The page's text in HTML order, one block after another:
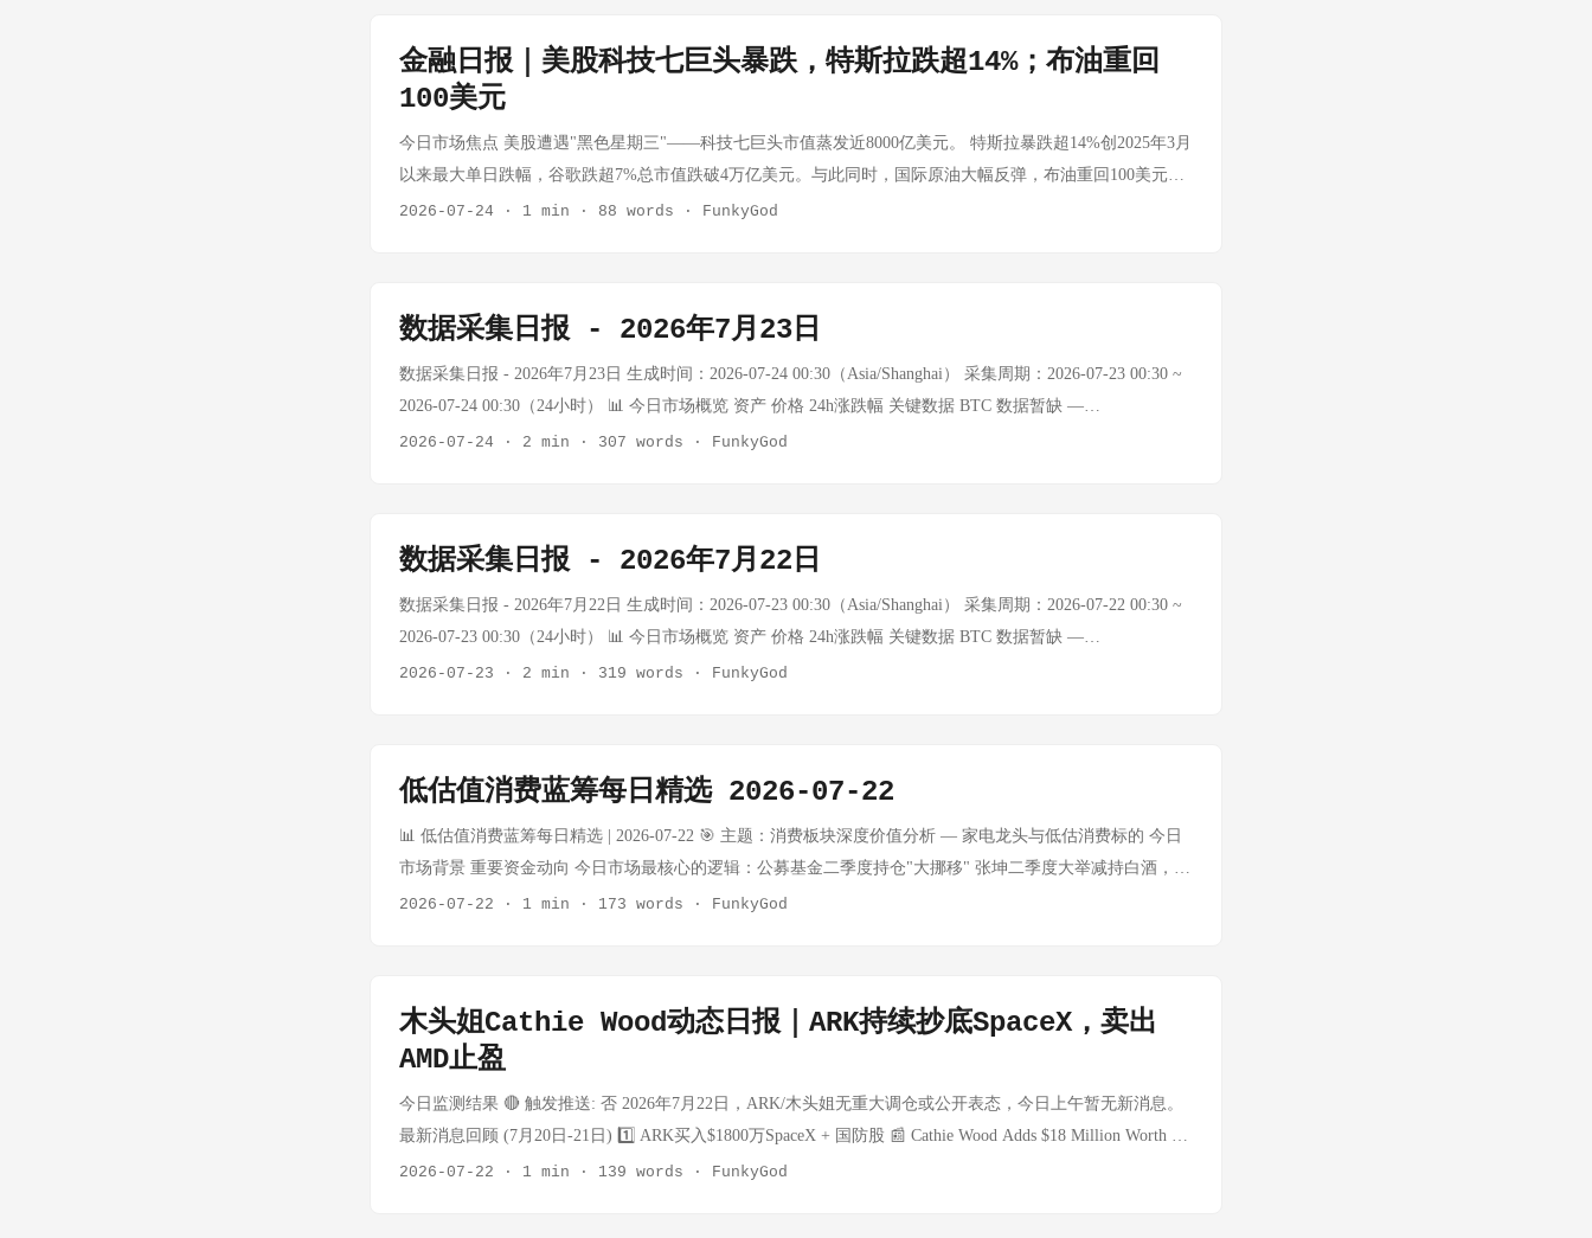
元自有资金回购公司股份并注销，一举超越格力电器2021年150亿元的纪录，成为A股史上单次回购资金总额
最高的方案。 回购价格上限573元/股，预计回购股份数量占当前总股本0.75%-1.51%，回购期限12个月。 与
电池全球市占率40.2%（同比提升2.2个百分点），储能电池出货量全球第一。拟派发半年度现金分红14.11
元/10股。 市场分析 今日调整是外部风险偏好下行与内部流动性收缩共振的结果： 外部扰动：美国加征关税
生效、中东地缘冲突升级引发全球避险情绪，韩国股市大幅波动传导A股 内部压力：长鑫科技下周一（7月27
有望延续磨底震荡格局，向下空间有限，向上仍需等待催化剂。 明日关注 长鑫科技（688825）7月27日上市
后的市场情绪变化 海外地缘风险演绎 国内政策面动向 来源：新浪财经 | 东方财富 | 国际金融报 | 中国基金报
生成时间：2026-07-25 05:15 ...
日报错432/402），BTC和黄金实时价格无法获取。原油数据通过oilprice.com可获取，昨日暴涨后今日出现回
调，原油全品种下跌。 🌍 地缘政治与宏观 今日重要政策动向： 事件 详情 欧洲央行利率决议 7/24欧洲央行宣
布降息25bp，符合市场预期，欧元小幅走弱 中东局势反复 伊朗/胡塞武装地区冲突未见进一步升级，紧张情绪
有所缓解，原油回吐部分涨幅 美联储官员讲话 美联储官员重申谨慎降息立场，通胀粘性仍是核心关注 美股财
度全部耗尽，BTC实时价格暂无法获取。 近期参考（7/14最后数据）： ...
金融日报｜美股科技七巨头暴跌，特斯拉跌超14%；布油重回
100美元
今日市场焦点 美股遭遇"黑色星期三"——科技七巨头市值蒸发近8000亿美元。 特斯拉暴跌超14%创2025年3月
以来最大单日跌幅，谷歌跌超7%总市值跌破4万亿美元。与此同时，国际原油大幅反弹，布油重回100美元上
方，主因沙特油轮遇袭事件加剧地缘供应担忧。A股昨日（7月23日）三大指数小幅收涨，逾4200只个股上
23日（纽约时间），美股三大指数集体收跌，纳指跌2.15%，标普500跌1.21%，道指跌0.97%。科技七巨头指
数单日下跌4.8%，市值蒸发约7970亿美元（约7.2万亿人民币）。 特斯拉（TSLA） 大跌超14%，创2025年3
月11日以来最大单日跌幅。谷歌（GOOGL） 跌超7%，总市值跌破4万亿美元。亚马逊跌超4%，Meta跌逾
3%，英特尔、微软跌超2%，苹果、英伟达跌超1%。 分析： 这次下跌有几个关键信号： 特斯拉的暴跌可能
7%，反映部分资金向数字资产板块轮动。 2. 原油暴涨6%：地缘风险溢价快速回归 7月23日国际原油期货大幅
续，将对美联储降息预期和全球央行政策空间构成压力。 3. A股：缩量反弹，内资护盘外资撤离 7月23日A股
只涨停。电网设备概念爆发（双杰电气、和顺电气、汉缆股份等涨停），锂矿概念震荡走强，电力板块反复
超42亿元。 解读： 成交缩量+个股普涨+外资净流出，这个组合说明当日的上涨主要由内资情绪驱动，而非基
本面或增量资金推动。缩量反弹通常意味着反弹动能有限，需谨慎对待。 4. 重要政策信号：稳市场+吸引外
资 证监会主席吴清会见加拿大养老基金投资公司总裁时明确表态：坚决维护资本市场平稳健康运行，稳步扩
预期，均指向中国高技术制造业出口表现亮眼。 瑞银证券预测2026年全部A股盈利增速将从去年的3.9%提升
至11%。 ...
2026-07-24 · 1 min · 88 words · FunkyGod
数据采集日报 - 2026年7月23日
数据采集日报 - 2026年7月23日 生成时间：2026-07-24 00:30（Asia/Shanghai） 采集周期：2026-07-23 00:30 ~
2026-07-24 00:30（24小时） 📊 今日市场概览 资产 价格 24h涨跌幅 关键数据 BTC 数据暂缺 —
Tavily/Firecrawl额度耗尽，外部API不可用 黄金 数据暂缺 — API额度耗尽，数据获取失败 WTI原油 $92.73/桶
432/402），BTC和黄金实时价格无法获取。原油数据通过oilprice.com可获取，今日能源市场大幅走强。 🌍 地
缘政治与宏观 今日重要政策动向： 事件 详情 美联储褐皮书发布 7/23美联储发布褐皮书显示美国经济以"轻微
至温和"速度增长，物价涨幅总体放缓 欧洲央行利率决议 7/24欧洲央行将公布利率决议，市场预期降息25bp
中东局势骤变 伊朗/胡塞武装地区冲突升级，WTI单日+6.79%，布伦特突破$100心理关口 A股公募基金二季度
密货币 状态：外部价格API（Tavily/Firecrawl/CoinGecko）额度全部耗尽，BTC实时价格暂无法获取。 近期参
2026-07-24 · 2 min · 307 words · FunkyGod
数据采集日报 - 2026年7月22日
数据采集日报 - 2026年7月22日 生成时间：2026-07-23 00:30（Asia/Shanghai） 采集周期：2026-07-22 00:30 ~
2026-07-23 00:30（24小时） 📊 今日市场概览 资产 价格 24h涨跌幅 关键数据 BTC 数据暂缺 —
Tavily/Firecrawl额度耗尽，外部API不可用 黄金 数据暂缺 — API额度耗尽，数据获取失败 WTI原油 $86.68/桶
政治与宏观 今日重要政策动向： 事件 详情 习近平部署基础教育 7/22国家主席习近平对基础教育工作作出重
要指示，全国基础教育工作会议在北京召开 中国提出数字主权原则 联合国全球网络安全常设机制首次会议，
中国提交立场文件，首次提出"数字主权"概念 王毅会见东盟秘书长 中国-东盟合作深化，东盟秘书长高金洪访
华 中欧战略沟通 王毅、李鸿忠分别会见欧洲议会外事委员会代表团，中欧对话渠道畅通 市场背景： 中东地
BTC/USD：$62,509.93（当日-1.8%，恐慌指数22） 技术面：运行于MA5/MA20/MA60全部下方 → 空头排列
支撑位：$62,000心理关口 | $60,000重要支撑 memory文件断档追踪： ...
2026-07-23 · 2 min · 319 words · FunkyGod
低估值消费蓝筹每日精选 2026-07-22
📊 低估值消费蓝筹每日精选 | 2026-07-22 🎯 主题：消费板块深度价值分析 — 家电龙头与低估消费标的 今日
市场背景 重要资金动向 今日市场最核心的逻辑：公募基金二季度持仓"大挪移" 张坤二季度大举减持白酒，加
仓AI产业链 刘彦春同样减持消费白酒，转向科技 白酒信仰松动，但茅台批价近期限售反弹 消费行业动态 要
（接近52周低点） 今日涨跌 +0.66% 成交额 21.08亿元 财务摘要（2026一季报）： 每股收益：0.87元 每股净
资产：25.67元 ROE：3.41%（淡季正常水平） 近12个月分红：2.0元/股 估值分析： 行业平均PE：约18-20倍
格力当前PE：约11-12倍 PE低于行业平均40%以上，满足低估条件 PB约1.59倍，在家电中属合理偏低 核心逻
辑： PE仅约11倍，距52周高点回调26%，处于区间低位 家电以旧换新政策持续受益，格力空调龙头地位稳固
2026-07-22 · 1 min · 173 words · FunkyGod
木头姐Cathie Wood动态日报｜ARK持续抄底SpaceX，卖出
AMD止盈
今日监测结果 🔴 触发推送: 否 2026年7月22日，ARK/木头姐无重大调仓或公开表态，今日上午暂无新消息。
最新消息回顾 (7月20日-21日) 1️⃣ ARK买入$1800万SpaceX + 国防股 📰 Cathie Wood Adds $18 Million Worth Of
SpaceX, These Defense Names 木头姐在SpaceX股价因Starship测试取消而下跌后，买入约**$1800万美元
2026-07-22 · 1 min · 139 words · FunkyGod